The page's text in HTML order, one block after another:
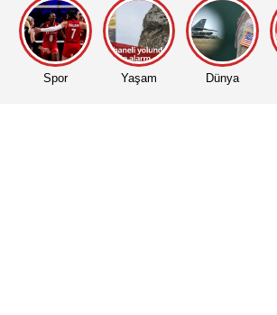
Spor Yaşam Dünya